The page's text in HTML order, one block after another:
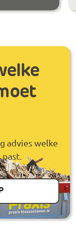
advies welke